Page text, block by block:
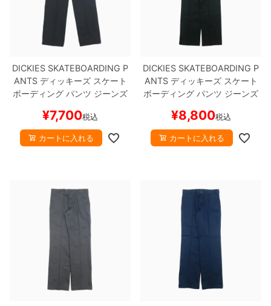
DICKIES SKATEBOARDING P
ANTSディッキーズ スケート
ボーディング パンツ ジーンズ
スケートボード スケボ
ー
¥7,700税込
カートに入れる
DICKIES SKATEBOARDING P
ANTSディッキーズ スケート
ボーディング パンツ ジーンズ
スケートボード スケボー
¥8,800税込
カートに入れる